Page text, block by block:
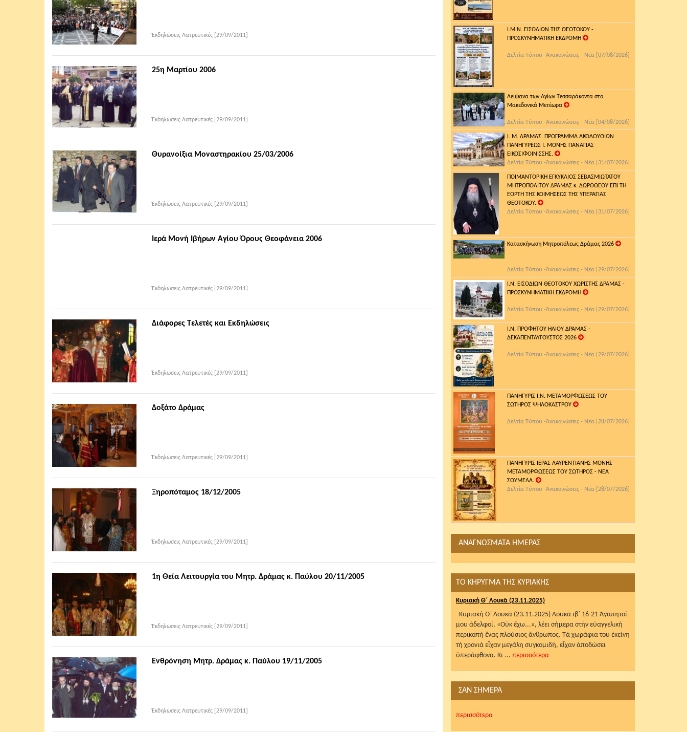
Ἐκδηλώσεις Λατρευτικές [29/09/2011]
25η Μαρτίου 2006
Ἐκδηλώσεις Λατρευτικές [29/09/2011]
Θυρανοίξια Μοναστηρακίου 25/03/2006
Ἐκδηλώσεις Λατρευτικές [29/09/2011]
Ιερά Μονή Ιβήρων Αγίου Όρους Θεοφάνεια 2006
Ἐκδηλώσεις Λατρευτικές [29/09/2011]
Διάφορες Τελετές και Εκδηλώσεις
Ἐκδηλώσεις Λατρευτικές [29/09/2011]
Δοξάτο Δράμας
Ἐκδηλώσεις Λατρευτικές [29/09/2011]
Ξηροπόταμος 18/12/2005
Ἐκδηλώσεις Λατρευτικές [29/09/2011]
1η Θεία Λειτουργία του Μητρ. Δράμας κ. Παύλου 20/11/2005
Ἐκδηλώσεις Λατρευτικές [29/09/2011]
Ενθρόνηση Μητρ. Δράμας κ. Παύλου 19/11/2005
Ἐκδηλώσεις Λατρευτικές [29/09/2011]
Ι.Μ.Ν. ΕΙΣΟΔΙΩΝ ΤΗΣ ΘΕΟΤΟΚΟΥ -
ΠΡΟΣΚΥΝΗΜΑΤΙΚΗ ΕΚΔΡΟΜΗ
Δελτία Τύπου -Ἀνακοινώσεις - Νέα [07/08/2026]
Λείψανα των Αγίων Τεσσαράκοντα στα
Μακεδονικά Μετέωρα
Δελτία Τύπου -Ἀνακοινώσεις - Νέα [04/08/2026]
Ι. Μ. ΔΡΑΜΑΣ. ΠΡΟΓΡΑΜΜΑ ΑΚΟΛΟΥΘΙΩΝ
ΠΑΝΗΓΥΡΕΩΣ Ι. ΜΟΝΗΣ ΠΑΝΑΓΙΑΣ
ΕΙΚΟΣΙΦΟΙΝΙΣΣΗΣ.
Δελτία Τύπου -Ἀνακοινώσεις - Νέα [31/07/2026]
ΠΟΙΜΑΝΤΟΡΙΚΗ ΕΓΚΥΚΛΙΟΣ ΣΕΒΑΣΜΙΩΤΑΤΟΥ
ΜΗΤΡΟΠΟΛΙΤΟΥ ΔΡΑΜΑΣ κ. ΔΩΡΟΘΕΟΥ ΕΠΙ ΤΗ
ΕΟΡΤΗ ΤΗΣ ΚΟΙΜΗΣΕΩΣ ΤΗΣ ΥΠΕΡΑΓΙΑΣ
ΘΕΟΤΟΚΟΥ.
Δελτία Τύπου -Ἀνακοινώσεις - Νέα [31/07/2026]
Κατασκήνωση Μητροπόλεως Δράμας 2026
Δελτία Τύπου -Ἀνακοινώσεις - Νέα [29/07/2026]
Ι.Ν. ΕΙΣΟΔΙΩΝ ΘΕΟΤΟΚΟΥ ΧΩΡΙΣΤΗΣ ΔΡΑΜΑΣ -
ΠΡΟΣΚΥΝΗΜΑΤΙΚΗ ΕΚΔΡΟΜΗ
Δελτία Τύπου -Ἀνακοινώσεις - Νέα [29/07/2026]
Ι.Ν. ΠΡΟΦΗΤΟΥ ΗΛΙΟΥ ΔΡΑΜΑΣ -
ΔΕΚΑΠΕΝΤΑΥΓΟΥΣΤΟΣ 2026
Δελτία Τύπου -Ἀνακοινώσεις - Νέα [29/07/2026]
ΠΑΝΗΓΥΡΙΣ Ι.Ν. ΜΕΤΑΜΟΡΦΩΣΕΩΣ ΤΟΥ
ΣΩΤΗΡΟΣ ΨΗΛΟΚΑΣΤΡΟΥ
Δελτία Τύπου -Ἀνακοινώσεις - Νέα [28/07/2026]
ΠΑΝΗΓΥΡΙΣ ΙΕΡΑΣ ΛΑΥΡΕΝΤΙΑΝΗΣ ΜΟΝΗΣ
ΜΕΤΑΜΟΡΦΩΣΕΩΣ ΤΟΥ ΣΩΤΗΡΟΣ - ΝΕΑ
ΣΟΥΜΕΛΑ.
Δελτία Τύπου -Ἀνακοινώσεις - Νέα [28/07/2026]
ΑΝΑΓΝΩΣΜΑΤΑ ΗΜΕΡΑΣ
ΤΟ ΚΗΡΥΓΜΑ ΤΗΣ ΚΥΡΙΑΚΗΣ
Κυριακή Θ΄ Λουκᾶ (23.11.2025)
Κυριακή Θ΄ Λουκᾶ (23.11.2025) Λουκᾶ ιβ΄ 16-21 Ἀγαπητοί
μου ἀδελφοί, «Οὐκ ἔχω...», λέει σήμερα στήν εὐαγγελική
περικοπή ἕνας πλούσιος ἄνθρωπος. Τά χωράφια του ἐκείνη
τή χρονιά εἶχαν μεγάλη συγκομιδή, εἶχαν ἀποδώσει
ὑπεράφθονα. Κι ... περισσότερα
ΣΑΝ ΣΗΜΕΡΑ
περισσότερα